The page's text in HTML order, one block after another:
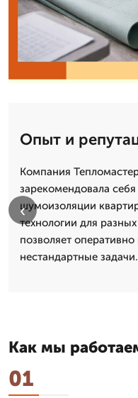
Опыт и
Компания
зарекомендовала
шумоизоляции
технологии для
позволяет
нестандартные задачи.
‹
Как мы
01